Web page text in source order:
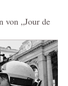
von „Jour de